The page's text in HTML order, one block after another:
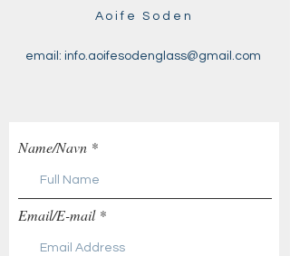
Aoife Soden
email: info.aoifesodenglass@gmail.com
Name/Navn
Email/E-mail